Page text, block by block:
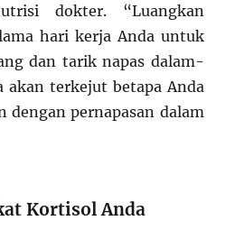
dokter. “Luangkan
hari kerja Anda untuk
dan tarik napas dalam-
akan terkejut betapa Anda
dengan pernapasan dalam
Kortisol Anda